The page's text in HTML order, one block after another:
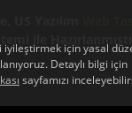
iyileştirmek için yasal
Detaylı bilgi için
sayfamızı